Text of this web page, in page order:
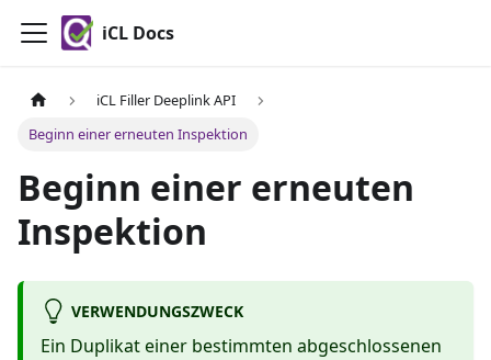
iCL Docs
iCL Filler Deeplink API
Beginn einer erneuten Inspektion
Beginn einer erneuten
Inspektion
VERWENDUNGSZWECK
Ein Duplikat einer bestimmten abgeschlossenen